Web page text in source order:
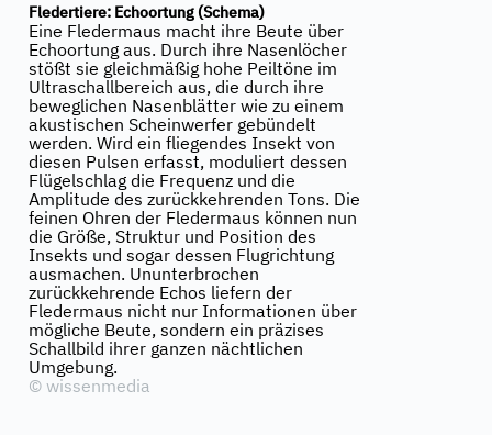
Fledertiere: Echoortung (Schema)
Eine Fledermaus macht ihre Beute über
Echoortung aus. Durch ihre Nasenlöcher
stößt sie gleichmäßig hohe Peiltöne im
Ultraschallbereich aus, die durch ihre
beweglichen Nasenblätter wie zu einem
akustischen Scheinwerfer gebündelt
werden. Wird ein fliegendes Insekt von
diesen Pulsen erfasst, moduliert dessen
Flügelschlag die Frequenz und die
Amplitude des zurückkehrenden Tons. Die
feinen Ohren der Fledermaus können nun
die Größe, Struktur und Position des
Insekts und sogar dessen Flugrichtung
ausmachen. Ununterbrochen
zurückkehrende Echos liefern der
Fledermaus nicht nur Informationen über
mögliche Beute, sondern ein präzises
Schallbild ihrer ganzen nächtlichen
Umgebung.
© wissenmedia